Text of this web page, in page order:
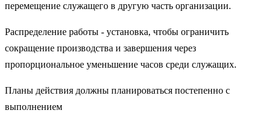
перемещение служащего в другую часть организации.
Распределение работы - установка, чтобы ограничить
сокращение производства и завершения через
пропорциональное уменьшение часов среди служащих.
Планы действия должны планироваться постепенно с
выполнением